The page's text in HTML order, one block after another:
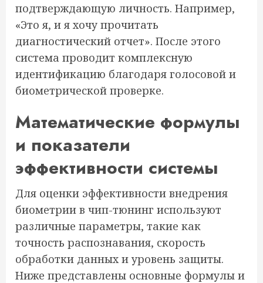
подтверждающую личность. Например,
«Это я, и я хочу прочитать
диагностический отчет». После этого
система проводит комплексную
идентификацию благодаря голосовой и
биометрической проверке.
Математические формулы
и показатели
эффективности системы
Для оценки эффективности внедрения
биометрии в чип-тюнинг используют
различные параметры, такие как
точность распознавания, скорость
обработки данных и уровень защиты.
Ниже представлены основные формулы и